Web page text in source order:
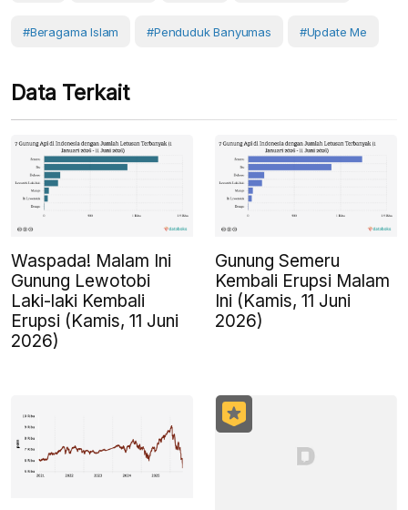
#beragama Islam #penduduk Banyumas #Update Me
Data Terkait
Waspada! Malam Ini
Gunung Lewotobi
Laki-laki Kembali
Erupsi (Kamis, 11 Juni
2026)
Gunung Semeru
Kembali Erupsi Malam
Ini (Kamis, 11 Juni
2026)